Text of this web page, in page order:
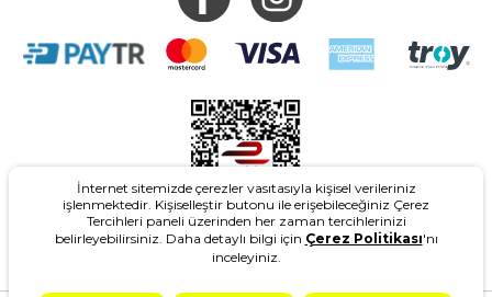
- Slazenger.com.tr - Tüm Hakları Saklıdır.
İnternet sitemizde çerezler vasıtasıyla kişisel verileriniz
işlenmektedir. Kişiselleştir butonu ile erişebileceğiniz Çerez
Tercihleri paneli üzerinden her zaman tercihlerinizi
belirleyebilirsiniz. Daha detaylı bilgi için Çerez Politikası'nı
inceleyiniz.